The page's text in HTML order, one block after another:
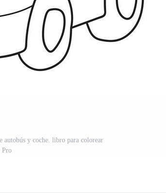
autobús y coche. libro para colorear
Pro